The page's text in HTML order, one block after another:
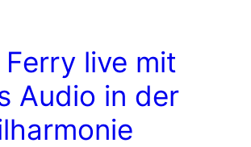
Ferry live mit
Audio in der